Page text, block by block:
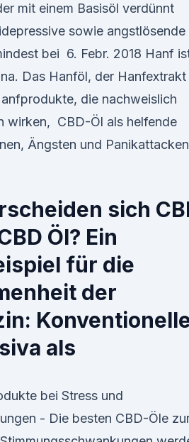
mit einem Basisöl verdünnt
sowie angstlösende
bei 6. Febr. 2018 Hanf
Das Hanföl, der Hanfextrakt
die nachweislich
wirken, CBD-Öl als helfende
Ängsten und
sich
Öl? Ein
für die
der
als
bei Stress und
- Die besten CBD-Öle